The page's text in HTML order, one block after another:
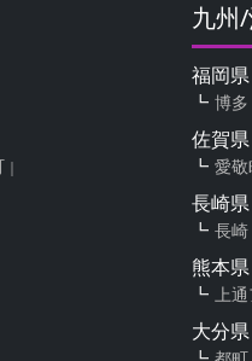
九州
福岡県
博多
佐賀県
愛敬
長崎県
長崎
熊本県
上
大分県